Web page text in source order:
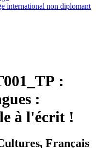
international non diplomant
:
:
à l'écrit !
Français